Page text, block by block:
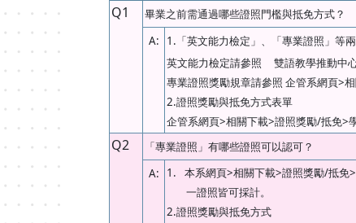
Q1 畢業之前需通過哪些證照門檻與抵免方式？
A: 1. 「英文能力檢定」、「專業證照」等兩
英文能力檢定請參照
雙語教學推動中
專業證照獎勵規章請參照 企管系網頁>
2.證照獎勵與抵免方式表單
企管系網頁>相關下載>證照獎勵/抵免>
Q2 「專業證照」有哪些證照可以認可？
A: 1. 本系網頁>相關下載>證照獎勵/抵免>
一證照皆可採計。
2.證照獎勵與抵免方式